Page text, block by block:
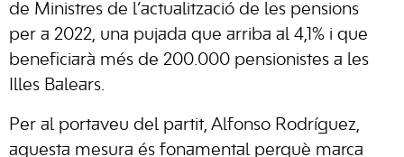
de Ministres de l’actualització de les pensions
per a 2022, una pujada que arriba al 4,1% i que
beneficiarà més de 200.000 pensionistes a les
Illes Balears.
Per al portaveu del partit, Alfonso Rodríguez,
aquesta mesura és fonamental perquè marca